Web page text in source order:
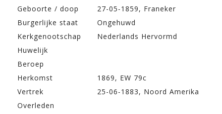
Geboorte / doop
27-05-1859, Franeker
Burgerlijke staat
Ongehuwd
Kerkgenootschap
Nederlands Hervormd
Huwelijk
Beroep
Herkomst
1869, EW 79c
Vertrek
25-06-1883, Noord Amerika
Overleden